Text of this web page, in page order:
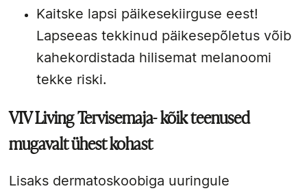
Kaitske lapsi päikesekiirguse eest!
Lapseeas tekkinud päikesepõletus võib
kahekordistada hilisemat melanoomi
tekke riski.
VIV Living Tervisemaja- kõik teenused
mugavalt ühest kohast
Lisaks dermatoskoobiga uuringule